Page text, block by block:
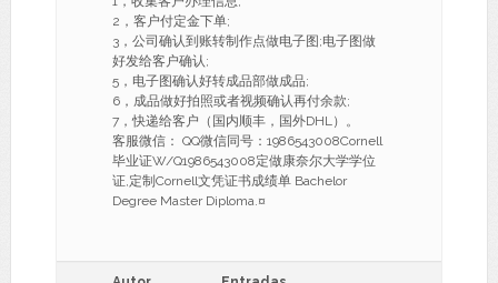
2，客户付定金下单;
3，公司确认到账转制作点做电子图;电子图做
好发给客户确认;
5，电子图确认好转成品部做成品;
6，成品做好拍照或者视频确认再付余款;
7，快递给客户（国内顺丰，国外DHL）。
客服微信： QQ微信同号：1986543008Cornell
毕业证W/Q1986543008定做康奈尔大学学位
证,定制Cornell文凭证书成绩单 Bachelor
Degree Master Diploma.¤